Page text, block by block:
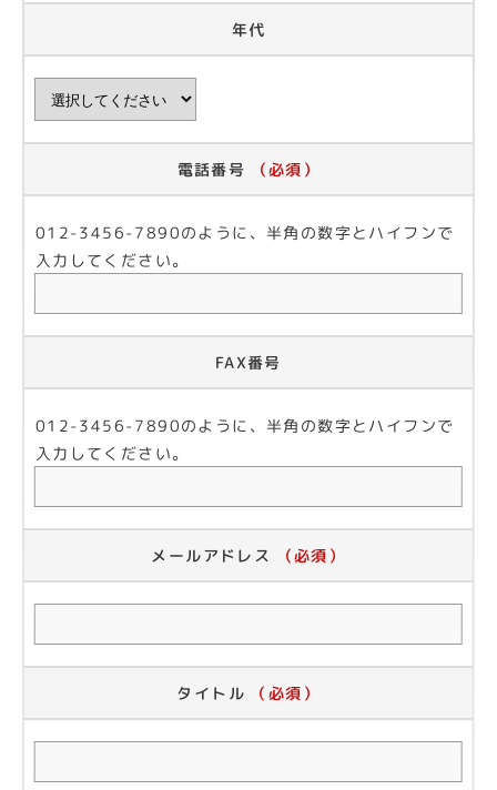
年代
電話番号 （必須）
012-3456-7890のように、半角の数字とハイフンで
入力してください。
FAX番号
012-3456-7890のように、半角の数字とハイフンで
入力してください。
メールアドレス （必須）
タイトル （必須）